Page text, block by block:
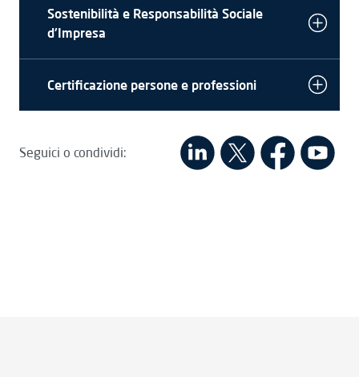
Sostenibilità e Responsabilità Sociale
d'Impresa
Certificazione persone e professioni
Seguici o condividi: